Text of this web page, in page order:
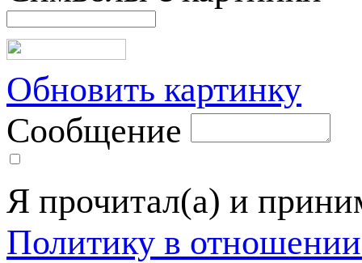
Обновить картинку
Сообщение
Я прочитал(а) и
Политику в